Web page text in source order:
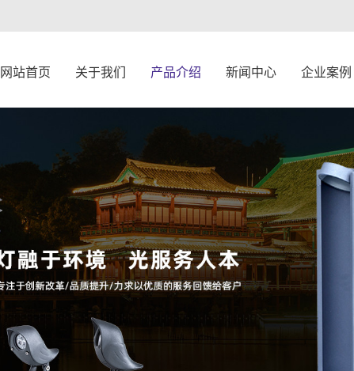
网站首页 关于我们 产品介绍 新闻中心 企业案例